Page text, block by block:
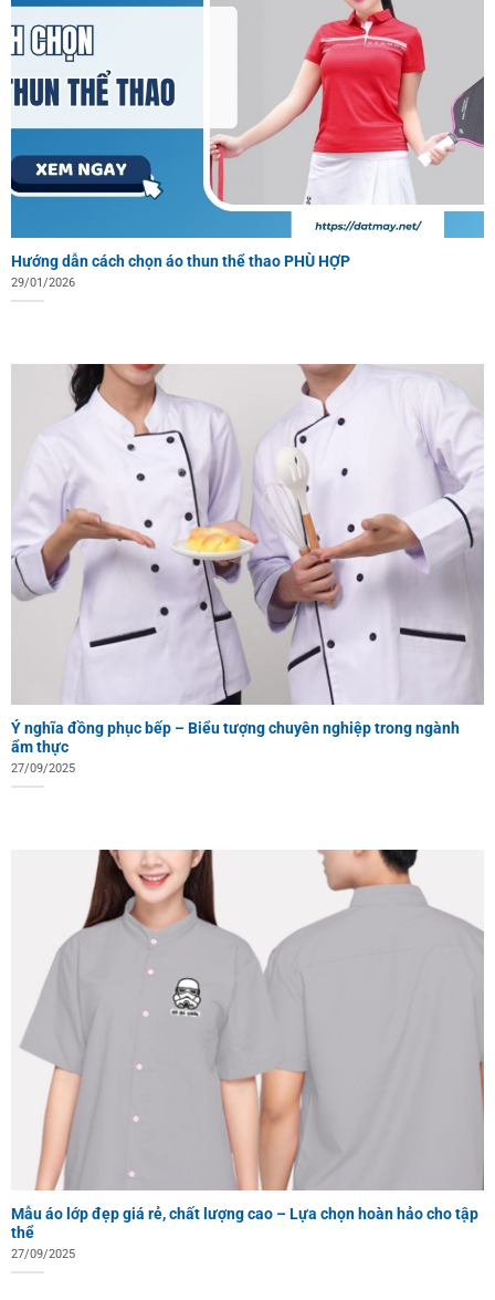
Hướng dẫn cách chọn áo thun thể thao PHÙ HỢP
29/01/2026
Ý nghĩa đồng phục bếp – Biểu tượng chuyên nghiệp trong ngành
ẩm thực
27/09/2025
Mẫu áo lớp đẹp giá rẻ, chất lượng cao – Lựa chọn hoàn hảo cho tập
thể
27/09/2025